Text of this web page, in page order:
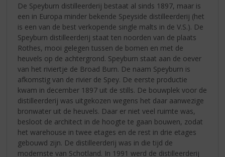
De Speyburn distilleerderij bestaat al sinds 1897, maar is
een in Europa minder bekende Speyside distilleerderij (het
is een van de best verkopende single malts in de V.S.). De
Speyburn distilleerderij staat ten noorden van de plaats
Rothes, mooi gelegen tussen de bomen en met de
heuvels op de achtergrond. Speyburn staat aan de oever
van het riviertje de Broad Burn. De naam Speyburn is
afkomstig van de rivier de Spey. De eerste productie
kwam in december 1897 uit de stills. De bouwplek voor de
distilleerderij was uitgekozen wegens het daar aanwezige
bronwater uit de heuvels. Daar er niet veel ruimte was,
besloot de architect in de hoogte te gaan bouwen, zodat
het warehouse in twee etages en de rest in drie etages
gebouwd zijn. De distilleerderij was in die tijd de
modernste van Schotland. In 1991 werd de distilleerderij